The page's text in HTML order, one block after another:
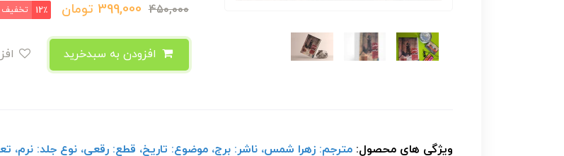
450,000
399,000 تومان 12٪ تخفیف
ویژگی های محصول: مترجم: زهرا شمس، ناشر: برج، موضوع: تاریخ، قطع: رقعی، نوع جلد: نرم، تعداد